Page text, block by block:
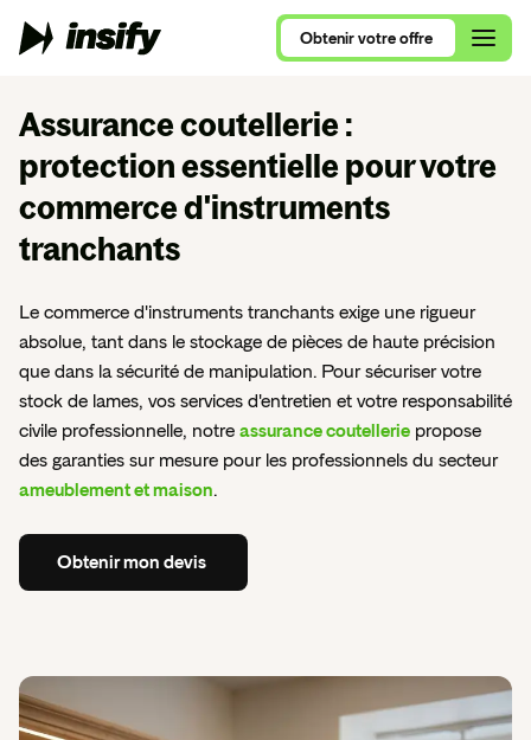
Nous rejoindre
Alimentation et Restauration
Ameublement et Maison
Art, Culture et Évènements
Beauté, Bien-Être et Sport
Commerces de détail
Conseil et Services
Santé et Parapharmacie
Tech et Digital
Toutes les activités couvertes
Nos assurances pour auto-entrepreneur
Nos assurances pour consultants
Nos assurances pour nouvel entrepreneur
Se lancer en 2026
Comparatif RC Pro 2026
RC Pro ou Multirisque Professionnelle ?
Consultants, ce que vous devez savoir
VTC, le guide complet
Tous nos articles de blog
Obtenir votre offre
Assurance coutellerie:
protection essentielle pour votre
commerce d'instruments
tranchants
Le commerce d'instruments tranchants exige une rigueur
absolue, tant dans le stockage de pièces de haute précision
que dans la sécurité de manipulation. Pour sécuriser votre
stock de lames, vos services d'entretien et votre responsabilité
civile professionnelle, notre assurance coutellerie propose
des garanties sur mesure pour les professionnels du secteur
ameublement et maison.
Obtenirmon devis